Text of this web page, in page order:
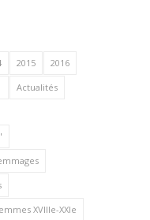
2015 2016
Actualités
XVIIIe-XXIe